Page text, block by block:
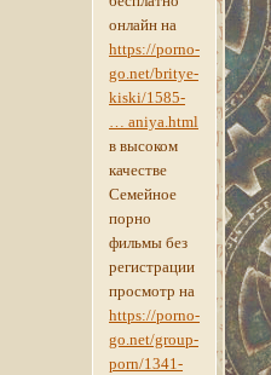
онлайн на
https://porno-
go.net/britye-
kiski/1585-
… aniya.html
в высоком
качестве
Семейное
порно
фильмы без
регистрации
просмотр на
https://porno-
go.net/group-
porn/1341-